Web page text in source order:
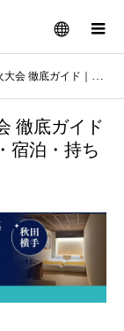
メニュー
アクセス・宿泊・持ち物まで完全網羅！
徹底ガイド
宿泊・持ち